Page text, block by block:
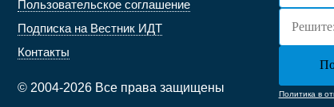
Пользовательское соглашение
Подписка на Вестник ИДТ
Контакты
© 2004-2026 Все права защищены Политика в